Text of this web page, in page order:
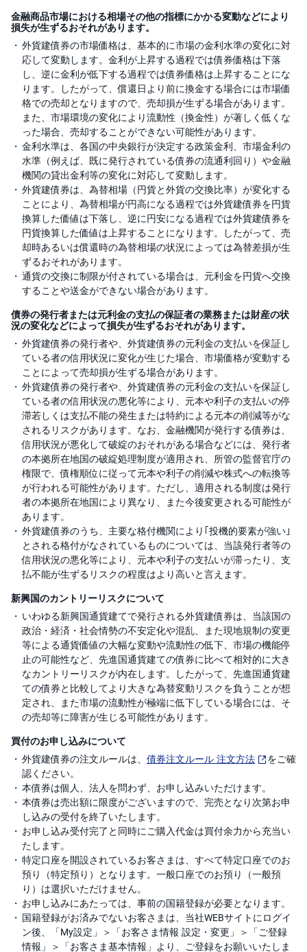
金融商品市場における相場その他の指標にかかる変動などにより
損失が生ずるおそれがあります。
外貨建債券の市場価格は、基本的に市場の金利水準の変化に対
応して変動します。金利が上昇する過程では債券価格は下落
し、逆に金利が低下する過程では債券価格は上昇することにな
ります。したがって、償還日より前に換金する場合には市場価
格での売却となりますので、売却損が生ずる場合があります。
また、市場環境の変化により流動性（換金性）が著しく低くな
った場合、売却することができない可能性があります。
金利水準は、各国の中央銀行が決定する政策金利、市場金利の
水準（例えば、既に発行されている債券の流通利回り）や金融
機関の貸出金利等の変化に対応して変動します。
外貨建債券は、為替相場（円貨と外貨の交換比率）が変化する
ことにより、為替相場が円高になる過程では外貨建債券を円貨
換算した価値は下落し、逆に円安になる過程では外貨建債券を
円貨換算した価値は上昇することになります。したがって、売
却時あるいは償還時の為替相場の状況によっては為替差損が生
ずるおそれがあります。
通貨の交換に制限が付されている場合は、元利金を円貨へ交換
することや送金ができない場合があります。
債券の発行者または元利金の支払の保証者の業務または財産の状
況の変化などによって損失が生ずるおそれがあります。
外貨建債券の発行者や、外貨建債券の元利金の支払いを保証し
ている者の信用状況に変化が生じた場合、市場価格が変動する
ことによって売却損が生ずる場合があります。
外貨建債券の発行者や、外貨建債券の元利金の支払いを保証し
ている者の信用状況の悪化等により、元本や利子の支払いの停
滞若しくは支払不能の発生または特約による元本の削減等がな
されるリスクがあります。なお、金融機関が発行する債券は、
信用状況が悪化して破綻のおそれがある場合などには、発行者
の本拠所在地国の破綻処理制度が適用され、所管の監督官庁の
権限で、債権順位に従って元本や利子の削減や株式への転換等
が行われる可能性があります。ただし、適用される制度は発行
者の本拠所在地国により異なり、また今後変更される可能性が
あります。
外貨建債券のうち、主要な格付機関により｢投機的要素が強い｣
とされる格付がなされているものについては、当該発行者等の
信用状況の悪化等により、元本や利子の支払いが滞ったり、支
払不能が生ずるリスクの程度はより高いと言えます。
新興国のカントリーリスクについて
いわゆる新興国通貨建てで発行される外貨建債券は、当該国の
政治・経済・社会情勢の不安定化や混乱、また現地規制の変更
等による通貨価値の大幅な変動や流動性の低下、市場の機能停
止の可能性など、先進国通貨建ての債券に比べて相対的に大き
なカントリーリスクが内在します。したがって、先進国通貨建
ての債券と比較してより大きな為替変動リスクを負うことが想
定され、また市場の流動性が極端に低下している場合には、そ
の売却等に障害が生じる可能性があります。
買付のお申し込みについて
外貨建債券の注文ルールは、 債券注文ルール 注文方法
をご確
認ください。
本債券は個人、法人を問わず、お申し込みいただけます。
本債券は売出額に限度がございますので、完売となり次第お申
し込みの受付を終了いたします。
お申し込み受付完了と同時にご購入代金は買付余力から充当い
たします。
特定口座を開設されているお客さまは、すべて特定口座でのお
預り（特定預り）となります。一般口座でのお預り（一般預
り）は選択いただけません。
お申し込みにあたっては、事前の国籍登録が必要となります。
国籍登録がお済みでないお客さまは、当社WEBサイトにログイ
ン後、「My設定」＞「お客さま情報 設定・変更」＞「ご登録
情報」＞「お客さま基本情報」より、ご登録をお願いいたしま